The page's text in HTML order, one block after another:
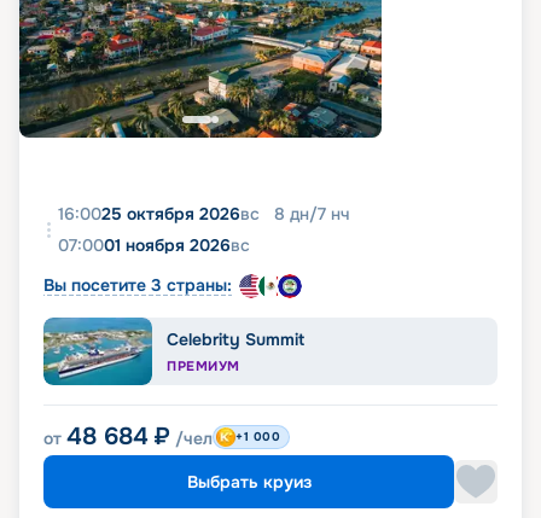
16:0025 октября 2026вс 8 дн/7 нч
07:0001 ноября 2026вс
Вы посетите 3 страны:
Celebrity Summit
ПРЕМИУМ
от 48 684 ₽ /чел +1 000
Выбрать круиз